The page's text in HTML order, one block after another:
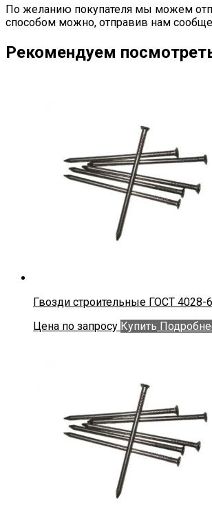
По желанию покупателя мы можем
способом можно, отправив нам
Рекомендуем
Гвозди строительные ГОСТ 4028-
Цена по запросу Купить